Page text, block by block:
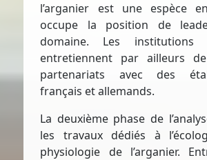
l’arganier est une espèce
occupe la position de
domaine. Les institutions
entretiennent par ailleurs
partenariats avec des
français et allemands.
La deuxième phase de
les travaux dédiés à
physiologie de l’arganier.